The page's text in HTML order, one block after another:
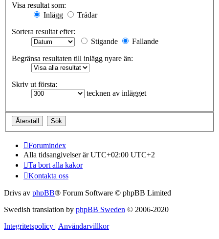
Visa resultat som:
Inlägg
Trådar
Sortera resultat efter:
Stigande
Fallande
Begränsa resultaten till inlägg nyare än:
Skriv ut första:
tecknen av inlägget
Forumindex
Alla tidsangivelser är UTC+02:00 UTC+2
Ta bort alla kakor
Kontakta oss
Drivs av phpBB® Forum Software © phpBB Limited
Swedish translation by phpBB Sweden © 2006-2020
Integritetspolicy | Användarvillkor